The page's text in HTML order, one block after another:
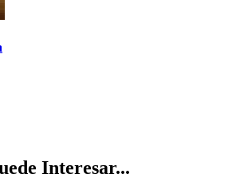
Interesar...